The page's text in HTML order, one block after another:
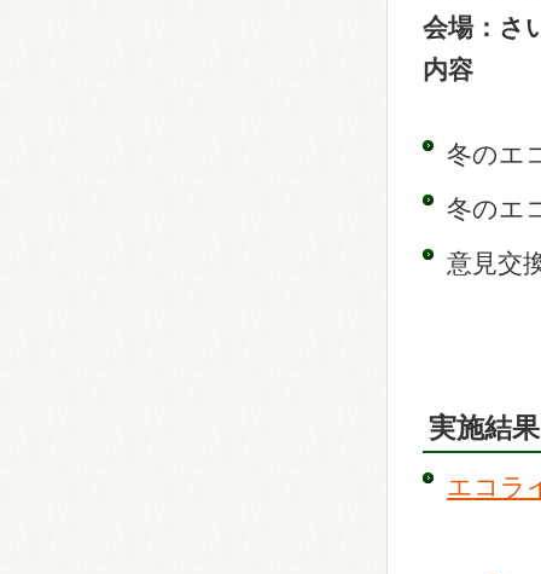
会場：さ
内容
冬のエ
冬のエ
意見交
実施結果
エコラ